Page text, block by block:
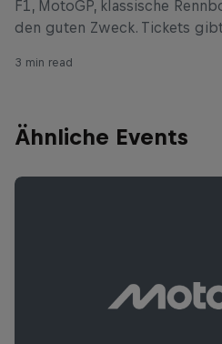
F1, MotoGP, klassische
den guten Zweck. Tickets
3 min read
Ähnliche Events